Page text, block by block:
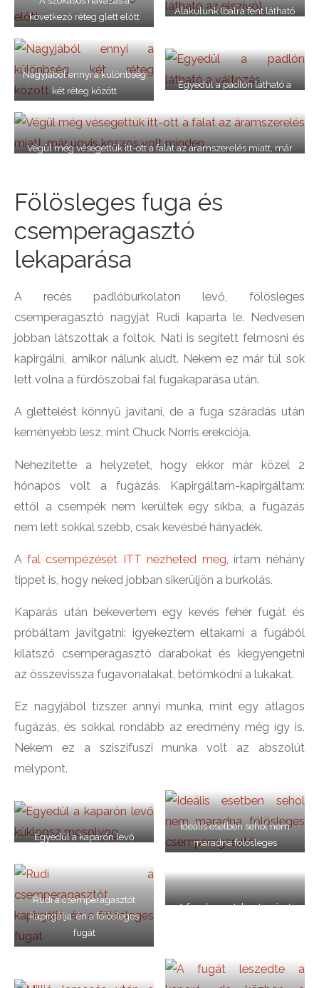
következő réteg glett előtt
Alakulunk (balra fent látható
Nagyjából ennyi a különbség
két réteg között
Egyedül a padlón látható a
Végül még vésegettük itt-ott a falat az áramszerelés miatt, már
Fölösleges fuga és
csemperagasztó
lekaparása
A recés padlóburkolaton levő, fölösleges
csemperagasztó nagyját Rudi kaparta le. Nedvesen
jobban látszottak a foltok. Nati is segített felmosni és
kapirgálni, amikor nálunk aludt. Nekem ez már túl sok
lett volna a fürdőszobai fal fugakaparása után.
A glettelést könnyű javítani, de a fuga száradás után
keményebb lesz, mint Chuck Norris erekciója.
Nehezítette a helyzetet, hogy ekkor már közel 2
hónapos volt a fugázás. Kapirgáltam-kapirgáltam:
ettől a csempék nem kerültek egy síkba, a fugázás
nem lett sokkal szebb, csak kevésbé hányadék.
A fal csempézését ITT nézheted meg , írtam néhány
tippet is, hogy neked jobban sikerüljön a burkolás.
Kaparás után bekevertem egy kevés fehér fugát és
próbáltam javítgatni: igyekeztem eltakarni a fugából
kilátszó csemperagasztó darabokat és kiegyengetni
az összevissza fugavonalakat, betömködni a lukakat.
Ez nagyjából tízszer annyi munka, mint egy átlagos
fugázás, és sokkal rondább az eredmény még így is.
Nekem ez a sziszifuszi munka volt az abszolút
mélypont.
Egyedül a kaparón levő
Ideális esetben sehol nem
maradna fölösleges
Rudi a csemperagasztót
kapirgálja, én a fölösleges
fugát
A fugakeresztek azt a részt